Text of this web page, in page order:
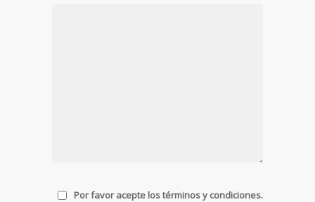
Por favor acepte los términos y condiciones.